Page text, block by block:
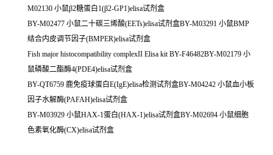
M02130 小鼠β2糖蛋白1(β2-GP1)elisa试剂盒
BY-M02477 小鼠二十碳三烯酸(EETs)elisa试剂盒BY-M03291 小鼠BMP
结合内皮调节因子(BMPER)elisa试剂盒
Fish major histocompatibility complexII Elisa kit BY-F46482BY-M02179 小
鼠磷酸二酯酶4(PDE4)elisa试剂盒
BY-QT6759 鹿免疫球蛋白E(IgE)elisa检测试剂盒BY-M04242 小鼠血小板
因子水解酶(PAFAH)elisa试剂盒
BY-M03929 小鼠HAX-1蛋白(HAX-1)elisa试剂盒BY-M02694 小鼠细胞
色素氧化酶(CX)elisa试剂盒